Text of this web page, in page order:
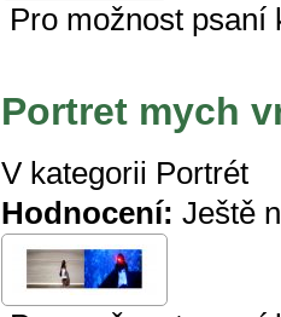
Pro možnost
Portret mych
V kategorii Portrét
Hodnocení: Ještě